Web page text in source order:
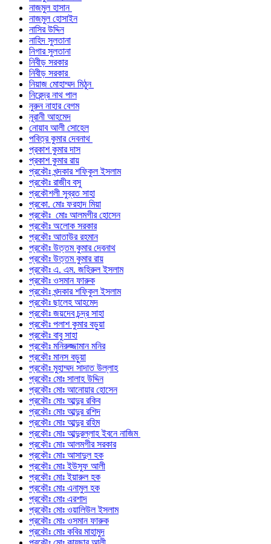
নাজমুল হাসান
নাজমুল হোসাইন
নাসির উদ্দিন
নাহিদ সুলতানা
নিগার সুলতানা
নিবীড় সরকার
নিবীড় সরকার
নিয়াজ মোহাম্মদ মিঠুন
নিরেন্দ্র নাথ পাল
নুরুন নাহার বেগম
নূরানী আহমেদ
নোয়াব আলী সোহেল
পবিত্র কুমার দেবনাথ
প্রকাশ কুমার দাস
প্রকাশ কুমার রায়
প্রকৌঃ খন্দকার শফিকুল ইসলাম
প্রকৌঃ রাজীব বসু
প্রকৌশলী সুব্রত সাহা
প্রকো. মোঃ ফরহাদ মিয়া
প্রকৌঃ মোঃ আলমগীর হোসেন
প্রকৌঃ অলোক সরকার
প্রকৌঃ আতাউর রহমান
প্রকৌঃ উত্তম কুমার দেবনাথ
প্রকৌঃ উত্তম কুমার রায়
প্রকৌঃ এ. এম. জহিরুল ইসলাম
প্রকৌঃ ওসমান ফারুক
প্রকৌঃ খন্দকার শফিকুল ইসলাম
প্রকৌঃ ছালেহ আহমেদ
প্রকৌঃ জয়দেব চন্দ্র সাহা
প্রকৌঃ পলাশ কুমার বড়ুয়া
প্রকৌঃ বাবু সাহা
প্রকৌঃ মনিরুজ্জামান মনির
প্রকৌঃ মানস বড়ুয়া
প্রকৌঃ মুহাম্মদ সাদাত উল্লাহ
প্রকৌঃ মোঃ সালাহ উদ্দিন
প্রকৌঃ মোঃ আনোয়ার হোসেন
প্রকৌঃ মোঃ আব্দুর রকিব
প্রকৌঃ মোঃ আব্দুর রশিদ
প্রকৌঃ মোঃ আব্দুর রহিম
প্রকৌঃ মোঃ আব্দুরল্লাহ ইবনে নাজিম
প্রকৌঃ মোঃ আলমগীর সরকার
প্রকৌঃ মোঃ আসাদুল হক
প্রকৌঃ মোঃ ইউসুফ আলী
প্রকৌঃ মোঃ ইয়ারুল হক
প্রকৌঃ মোঃ এনামুল হক
প্রকৌঃ মোঃ এরশাদ
প্রকৌঃ মোঃ ওয়ালিউল ইসলাম
প্রকৌঃ মোঃ ওসমান ফারুক
প্রকৌঃ মোঃ কবির মাহামুদ